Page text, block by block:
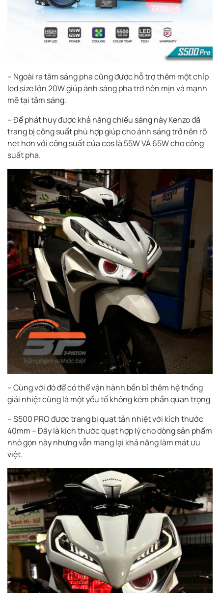
– Ngoài ra tâm sáng pha cũng được hỗ trợ thêm một chíp
led size lớn 20W giúp ánh sáng pha trở nên mịn và mạnh
mẽ tại tâm sáng.
– Để phát huy được khả năng chiếu sáng này Kenzo đã
trang bị công suất phù hợp giúp cho ánh sáng trở nên rõ
nét hơn với công suất của cos là 55W VÀ 65W cho công
suất pha.
– Cùng với đó để có thể vận hành bền bỉ thêm hệ thống
giải nhiệt cũng là một yếu tố không kém phần quan trọng
– S500 PRO được trang bị quạt tản nhiệt với kích thước
40mm – Đây là kích thước quạt hợp lý cho dòng sản phẩm
nhỏ gọn này nhưng vẫn mang lại khả năng làm mát ưu
việt.